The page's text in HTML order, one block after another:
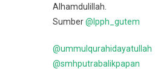
Alhamdulillah.
Sumber@lpph_gutem
@ummulqurahidayatullah
@smhputrabalikpapan